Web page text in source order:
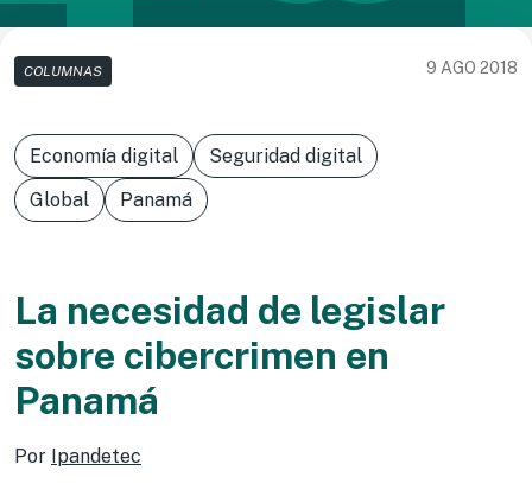
COLUMNAS 9 AGO 2018
Economía digital
Seguridad digital
Global
Panamá
La necesidad de legislar
sobre cibercrimen en
Panamá
Por Ipandetec